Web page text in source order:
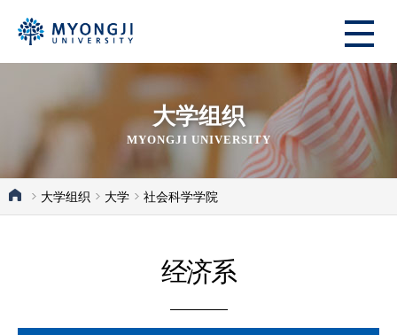
大学组织
MYONGJI UNIVERSITY
大学组织 大学 社会科学学院
经济系